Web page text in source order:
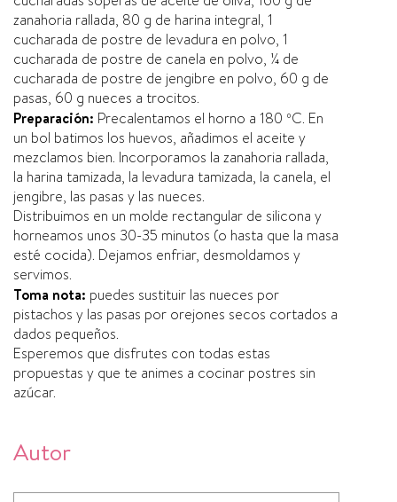
zanahoria rallada, 80 g de harina integral, 1
cucharada de postre de levadura en polvo, 1
cucharada de postre de canela en polvo, ¼ de
cucharada de postre de jengibre en polvo, 60 g de
pasas, 60 g nueces a trocitos.
Preparación: Precalentamos el horno a 180 ºC. En
un bol batimos los huevos, añadimos el aceite y
mezclamos bien. Incorporamos la zanahoria rallada,
la harina tamizada, la levadura tamizada, la canela, el
jengibre, las pasas y las nueces.
Distribuimos en un molde rectangular de silicona y
horneamos unos 30-35 minutos (o hasta que la masa
esté cocida). Dejamos enfriar, desmoldamos y
servimos.
Toma nota: puedes sustituir las nueces por
pistachos y las pasas por orejones secos cortados a
dados pequeños.
Esperemos que disfrutes con todas estas
propuestas y que te animes a cocinar postres sin
azúcar.
Autor